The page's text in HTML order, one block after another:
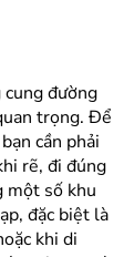
đường
trọng. Để
cần phải
rẽ, đi đúng
một số khu
đặc biệt là
khi di